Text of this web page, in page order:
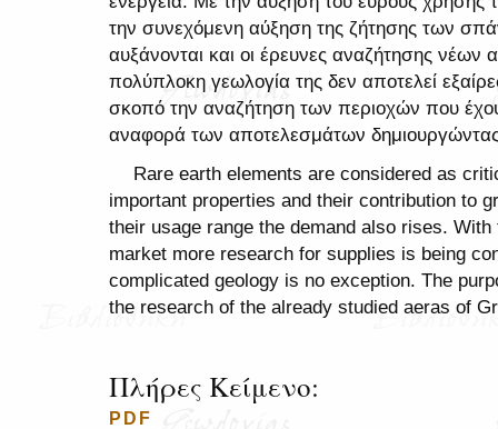
την συνεχόμενη αύξηση της ζήτησης των
αυξάνονται και οι έρευνες αναζήτησης
πολύπλοκη γεωλογία της δεν αποτελεί
σκοπό την αναζήτηση των περιοχών που
αναφορά των αποτελεσμάτων
Rare earth elements are considered as
important properties and their contribution to
their usage range the demand also rises.
market more research for supplies is being
complicated geology is no exception. The
the research of the already studied aeras of
Πλήρες Κείμενο:
PDF